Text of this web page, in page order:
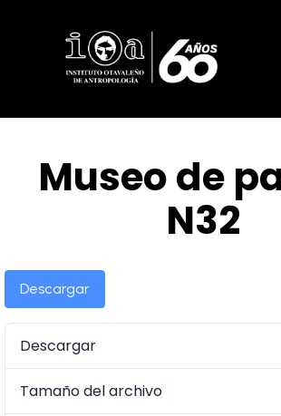
Museo de
N32
Descargar
Descargar
Tamaño del archivo